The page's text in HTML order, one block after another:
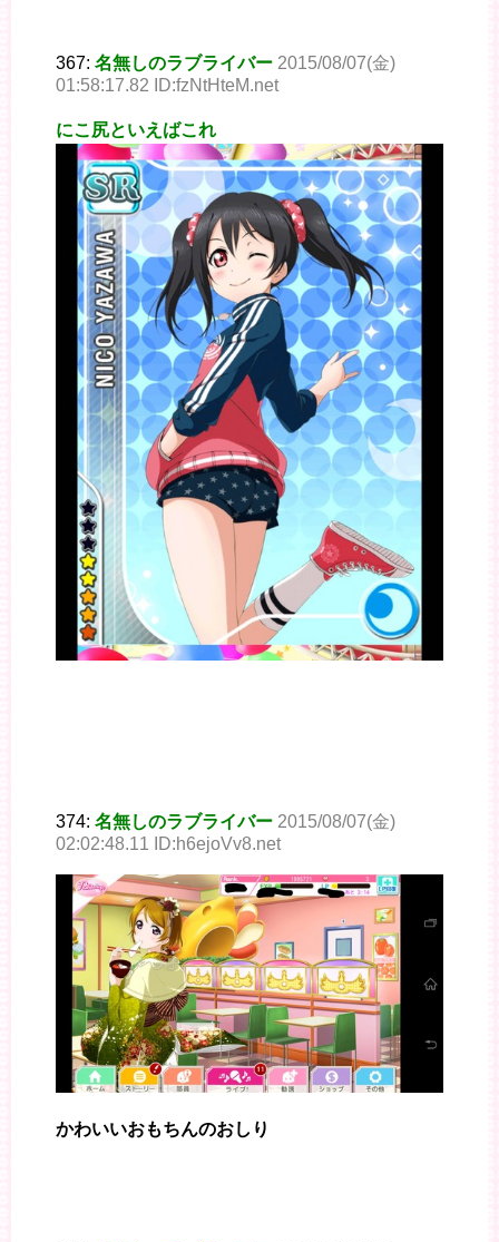
367: 名無しのラブライバー 2015/08/07(金)
01:58:17.82 ID:fzNtHteM.net
にこ尻といえばこれ
374: 名無しのラブライバー 2015/08/07(金)
02:02:48.11 ID:h6ejoVv8.net
かわいいおもちんのおしり